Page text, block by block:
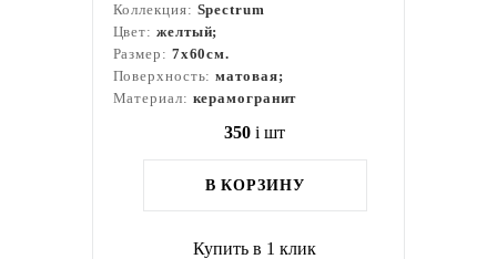
Коллекция: Spectrum
Цвет: желтый;
Размер: 7x60см.
Поверхность:матовая;
Материал: керамогранит
350 i шт
В КОРЗИНУ
Купить в 1 клик